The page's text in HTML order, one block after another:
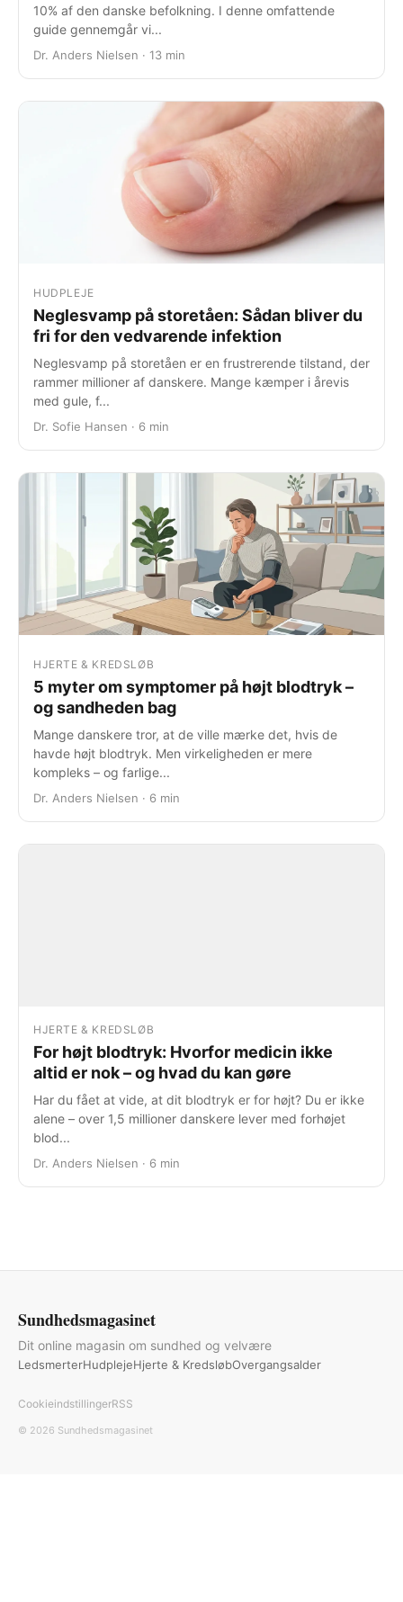
10% af den danske befolkning. I denne omfattende
guide gennemgår vi...
Dr. Anders Nielsen · 13 min
HUDPLEJE
Neglesvamp på storetåen: Sådan bliver du
fri for den vedvarende infektion
Neglesvamp på storetåen er en frustrerende tilstand, der
rammer millioner af danskere. Mange kæmper i årevis
med gule, f...
Dr. Sofie Hansen · 6 min
HJERTE & KREDSLØB
5 myter om symptomer på højt blodtryk –
og sandheden bag
Mange danskere tror, at de ville mærke det, hvis de
havde højt blodtryk. Men virkeligheden er mere
kompleks – og farlige...
Dr. Anders Nielsen · 6 min
HJERTE & KREDSLØB
For højt blodtryk: Hvorfor medicin ikke
altid er nok – og hvad du kan gøre
Har du fået at vide, at dit blodtryk er for højt? Du er ikke
alene – over 1,5 millioner danskere lever med forhøjet
blod...
Dr. Anders Nielsen · 6 min
Sundhedsmagasinet
Dit online magasin om sundhed og velvære
LedsmerterHudplejeHjerte & KredsløbOvergangsalder
CookieindstillingerRSS
© 2026 Sundhedsmagasinet